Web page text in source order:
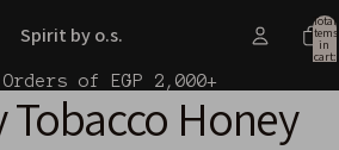
Spirit by o.s.
Total
items
in
cart:
of EGP 2,000+
Tobacco Honey